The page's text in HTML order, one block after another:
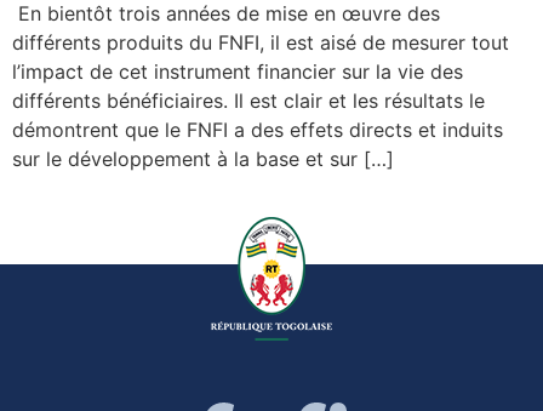
En bientôt trois années de mise en œuvre des
différents produits du FNFI, il est aisé de mesurer tout
l’impact de cet instrument financier sur la vie des
différents bénéficiaires. Il est clair et les résultats le
démontrent que le FNFI a des effets directs et induits
sur le développement à la base et sur […]